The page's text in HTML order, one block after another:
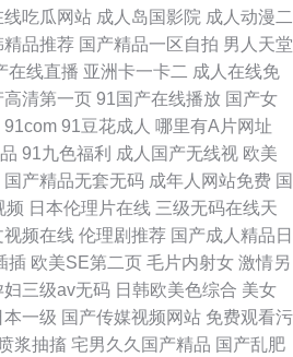
线吃瓜网站 成人岛国影院 成人动漫二
精品推荐 国产精品一区自拍 男人天堂
在线直播 亚洲卡一卡二 成人在线免
高清第一页 91国产在线播放 国产女
91com 91豆花成人 哪里有A片网址
91九色福利 成人国产无线视 欧美
国产精品无套无码 成年人网站免费 国
频 日本伦理片在线 三级无码在线天
视频在线 伦理剧推荐 国产成人精品日
插 欧美SE第二页 毛片内射女 激情另
妇三级av无码 日韩欧美色综合 美女
本一级 国产传媒视频网站 免费观看污
浆抽搐 宅男久久国产精品 国产乱肥